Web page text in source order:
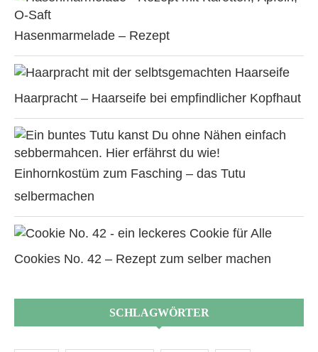
Hasenmarmelade – Rezept
Haarpracht – Haarseife bei empfindlicher Kopfhaut
Einhornkostüm zum Fasching – das Tutu
selbermachen
Cookies No. 42 – Rezept zum selber machen
SCHLAGWÖRTER